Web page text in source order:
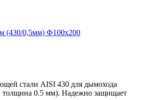
(430/0,5мм) Ф100x200
стали AISI 430 для дымохода
толщина 0.5 мм). Надежно защищает